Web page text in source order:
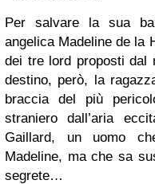
Per salvare la sua
angelica Madeline de la
dei tre lord proposti dal
destino, però, la
braccia del più
straniero dall’aria
Gaillard, un uomo
Madeline, ma che sa
segrete…